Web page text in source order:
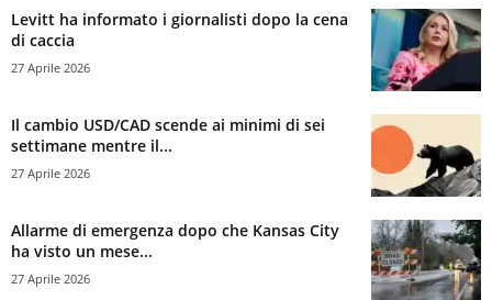
Levitt ha informato i giornalisti dopo la cena
di caccia
27 Aprile 2026
Il cambio USD/CAD scende ai minimi di sei
settimane mentre il...
27 Aprile 2026
Allarme di emergenza dopo che Kansas City
ha visto un mese...
27 Aprile 2026